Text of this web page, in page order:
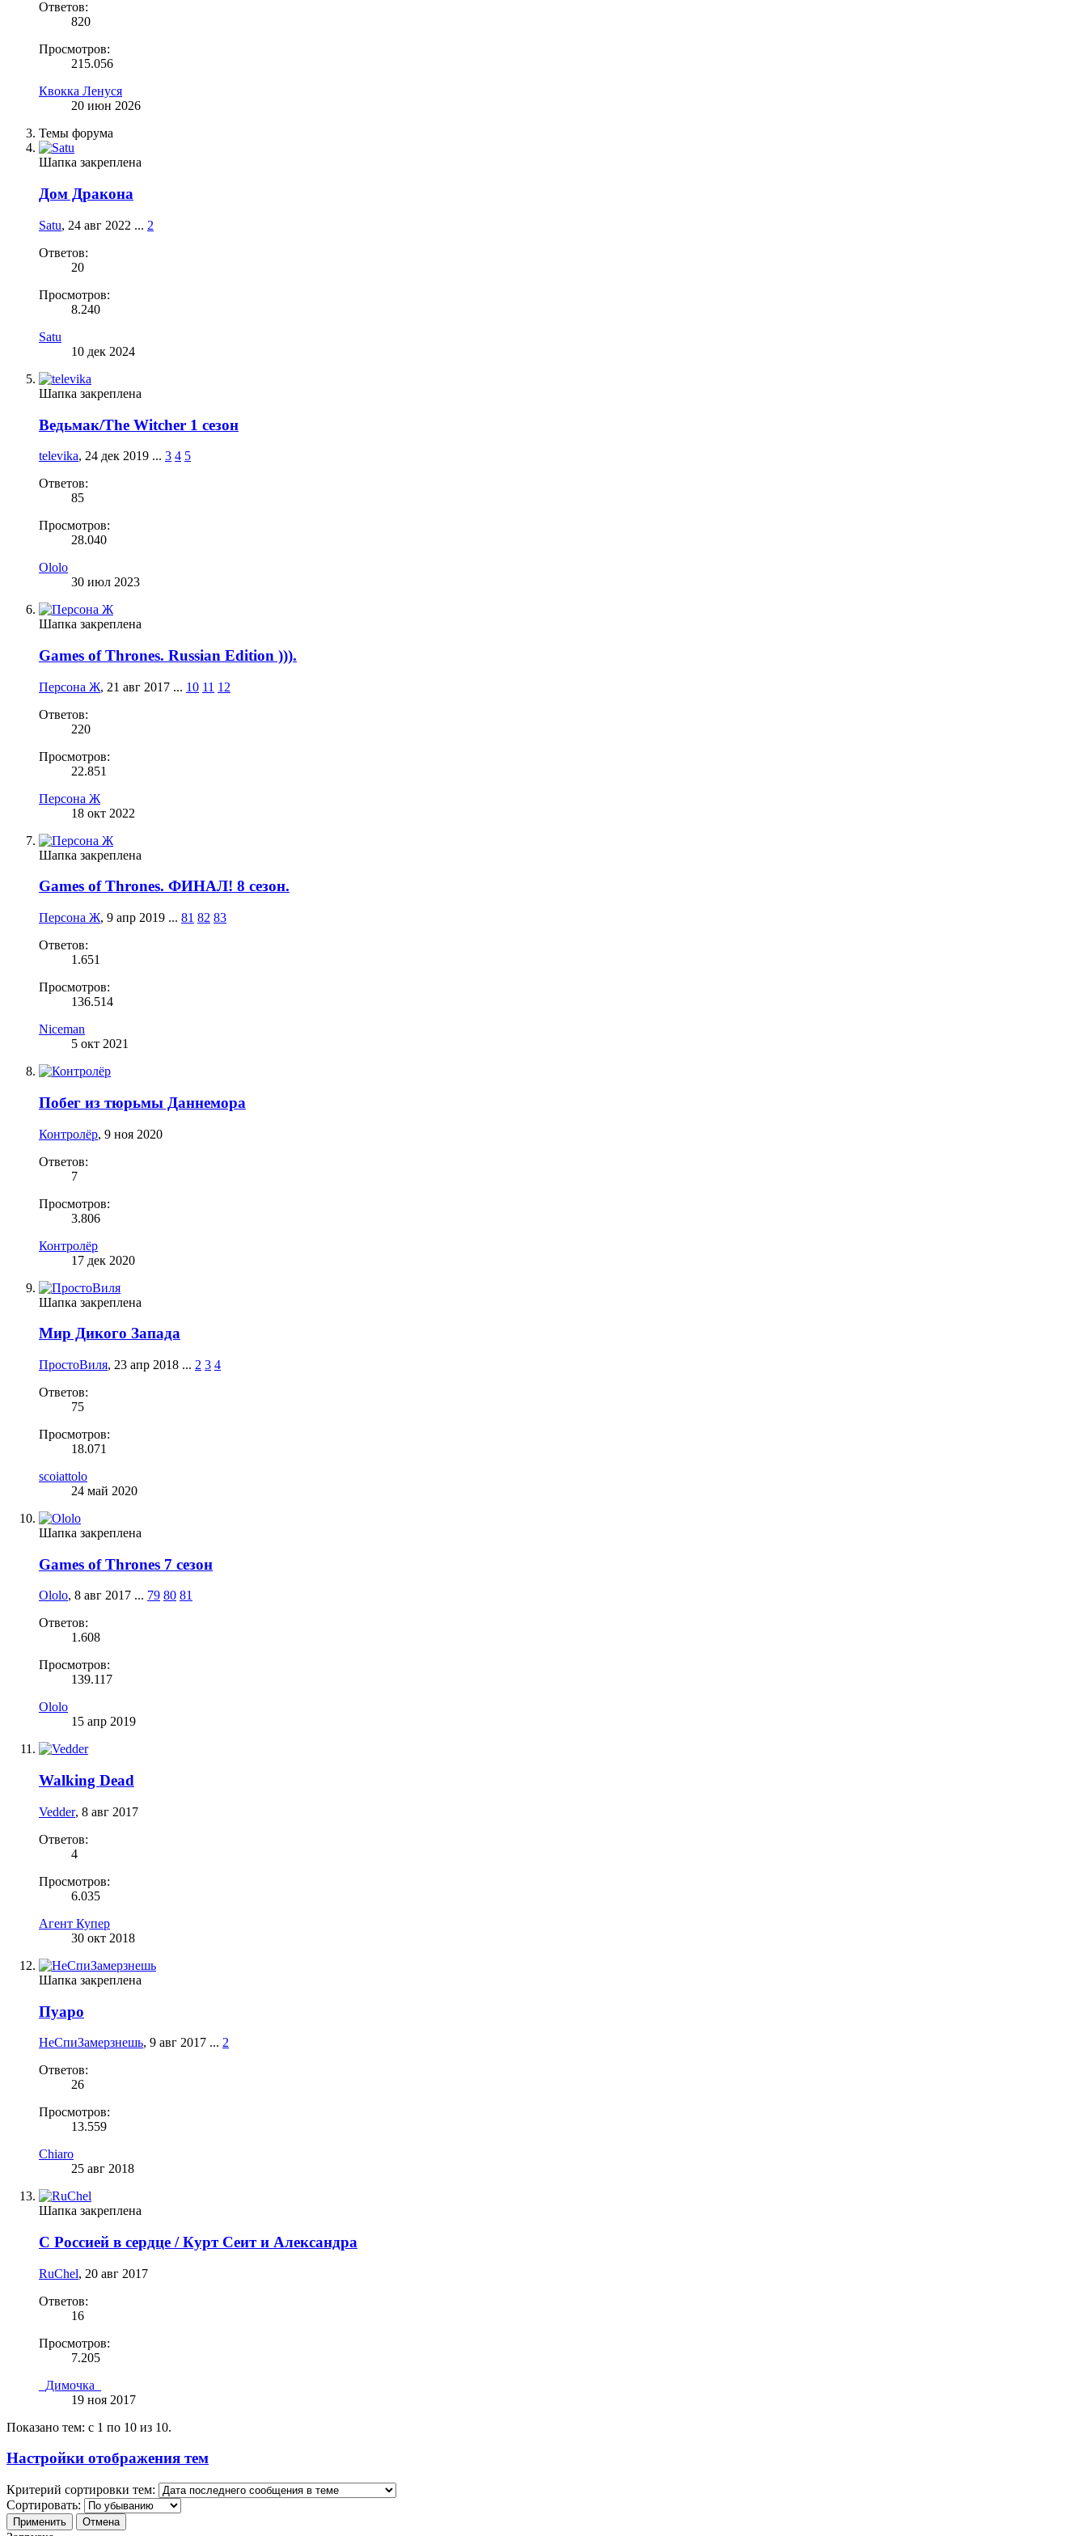
Ответов:
820
Просмотров:
215.056
Квокка Ленуся
20 июн 2026
Темы форума
Шапка закреплена
Дом Дракона
Satu, 24 авг 2022 ... 2
Ответов:
20
Просмотров:
8.240
Satu
10 дек 2024
Шапка закреплена
Ведьмак/The Witcher 1 сезон
televika, 24 дек 2019 ... 3 4 5
Ответов:
85
Просмотров:
28.040
Ololo
30 июл 2023
Шапка закреплена
Games of Thrones. Russian Edition ))).
Персона Ж, 21 авг 2017 ... 10 11 12
Ответов:
220
Просмотров:
22.851
Персона Ж
18 окт 2022
Шапка закреплена
Games of Thrones. ФИНАЛ! 8 сезон.
Персона Ж, 9 апр 2019 ... 81 82 83
Ответов:
1.651
Просмотров:
136.514
Niceman
5 окт 2021
Побег из тюрьмы Даннемора
Контролёр, 9 ноя 2020
Ответов:
7
Просмотров:
3.806
Контролёр
17 дек 2020
Шапка закреплена
Мир Дикого Запада
ПростоВиля, 23 апр 2018 ... 2 3 4
Ответов:
75
Просмотров:
18.071
scoiattolo
24 май 2020
Шапка закреплена
Games of Thrones 7 сезон
Ololo, 8 авг 2017 ... 79 80 81
Ответов:
1.608
Просмотров:
139.117
Ololo
15 апр 2019
Walking Dead
Vedder, 8 авг 2017
Ответов:
4
Просмотров:
6.035
Агент Купер
30 окт 2018
Шапка закреплена
Пуаро
НеСпиЗамерзнешь, 9 авг 2017 ... 2
Ответов:
26
Просмотров:
13.559
Chiaro
25 авг 2018
Шапка закреплена
С Россией в сердце / Курт Сеит и Александра
RuChel, 20 авг 2017
Ответов:
16
Просмотров:
7.205
_Димочка_
19 ноя 2017
Показано тем: с 1 по 10 из 10.
Настройки отображения тем
Критерий сортировки тем:
Сортировать: